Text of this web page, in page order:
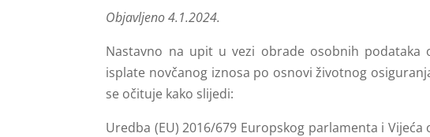
Objavljeno 4.1.2024.
Nastavno na upit u vezi obrade osobnih podataka
isplate novčanog iznosa po osnovi životnog
se očituje kako slijedi:
Uredba (EU) 2016/679 Europskog parlamenta i